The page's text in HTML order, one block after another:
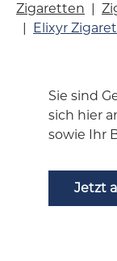
Zigaretten
Elixyr
Sie sind
sich hier
sowie Ihr
Jetzt